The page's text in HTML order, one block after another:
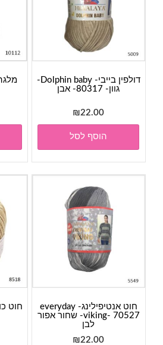
דולפין בייבי- Dolphin baby-
גוון- 80317- אבן
₪22.00
הוסף לסל
חוט אנטיפילינג- everyday
viking- 70527- שחור אפור
לבן
₪22.00